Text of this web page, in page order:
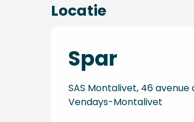
Locatie
Spar
SAS Montalivet, 46
Vendays-Montalivet